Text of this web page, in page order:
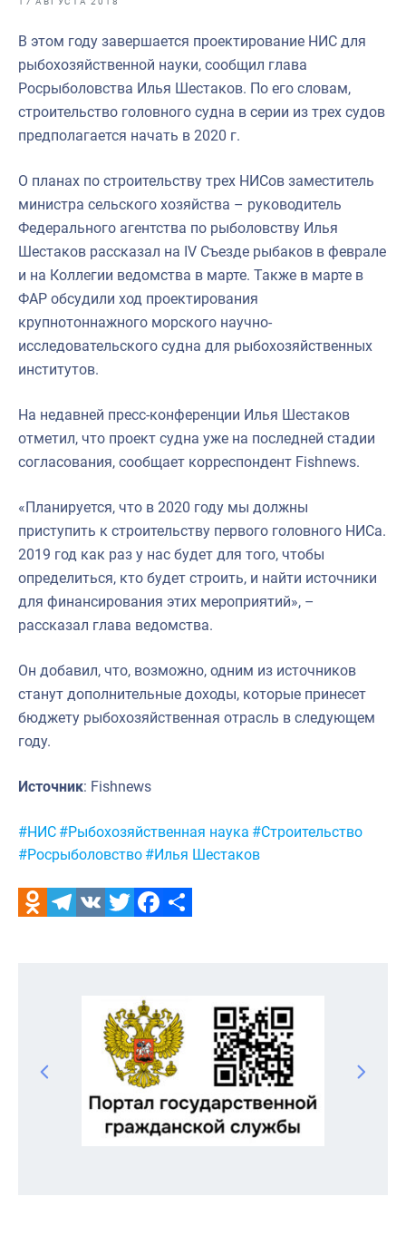
Выставки и конференции
Научно-практическая литература
Рыбоохрана России
Инфографика
Укрепление духовно-нравственных ценностей
В этом году завершается проектирование НИС для
рыбохозяйственной науки, сообщил глава
Росрыболовства Илья Шестаков. По его словам,
строительство головного судна в серии из трех судов
предполагается начать в 2020 г.
О планах по строительству трех НИСов заместитель
министра сельского хозяйства – руководитель
Федерального агентства по рыболовству Илья
Шестаков рассказал на IV Съезде рыбаков в феврале
и на Коллегии ведомства в марте. Также в марте в
ФАР обсудили ход проектирования
крупнотоннажного морского научно-
исследовательского судна для рыбохозяйственных
институтов.
На недавней пресс-конференции Илья Шестаков
отметил, что проект судна уже на последней стадии
согласования, сообщает корреспондент Fishnews.
«Планируется, что в 2020 году мы должны
приступить к строительству первого головного НИСа.
2019 год как раз у нас будет для того, чтобы
определиться, кто будет строить, и найти источники
для финансирования этих мероприятий», –
рассказал глава ведомства.
Он добавил, что, возможно, одним из источников
станут дополнительные доходы, которые принесет
бюджету рыбохозяйственная отрасль в следующем
году.
Источник: Fishnews
Метки:
#НИС #Рыбохозяйственная наука #Строительство
#Росрыболовство #Илья Шестаков